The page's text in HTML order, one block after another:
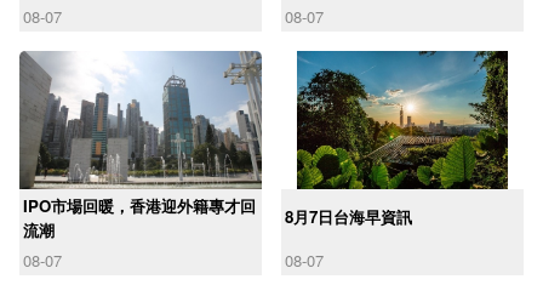
08-07
08-07
IPO市場回暖，香港迎外籍專才回
流潮
08-07
8月7日台海早資訊
08-07